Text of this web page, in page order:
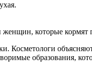
женщин, которые кормят
Косметологи
образования,